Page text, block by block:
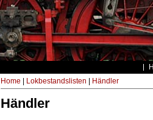
Home Lokbestandslisten Händler
Händler